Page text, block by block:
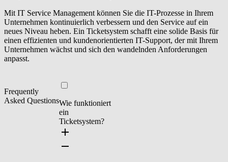
Mit IT Service Management können Sie die IT-Prozesse in Ihrem
Unternehmen kontinuierlich verbessern und den Service auf ein
neues Niveau heben. Ein Ticketsystem schafft eine solide Basis für
einen effizienten und kundenorientierten IT-Support, der mit Ihrem
Unternehmen wächst und sich den wandelnden Anforderungen
anpasst.
Frequently
Asked QuestionsWie funktioniert
ein
Ticketsystem?